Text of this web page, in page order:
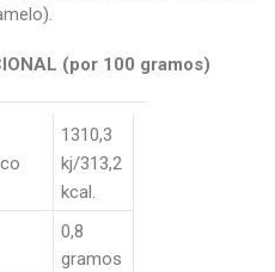
(por 100 gramos)
1310,3
kj/313,2
kcal.
0,8
gramos